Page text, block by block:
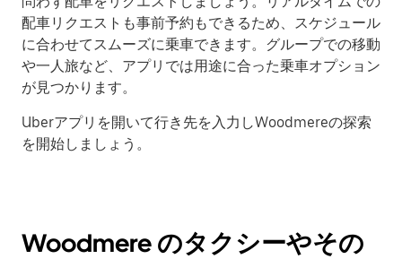
配車リクエストも事前予約もできるため、スケジュール
に合わせてスムーズに乗車できます。グループでの移動
や一人旅など、アプリでは用途に合った乗車オプション
が見つかります。
Uberアプリを開いて行き先を入力しWoodmereの探索
を開始しましょう。
Woodmere のタクシーやその